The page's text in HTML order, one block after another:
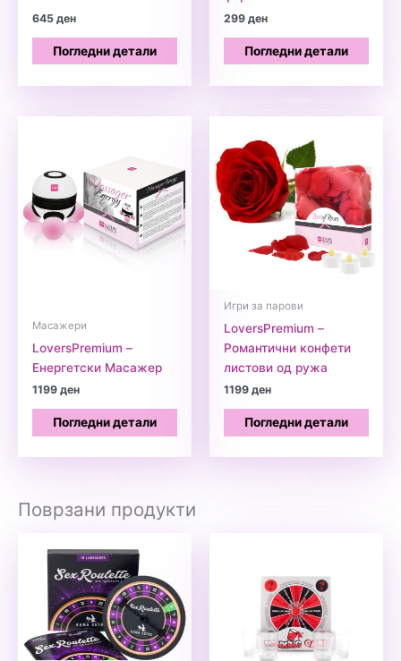
645ден
Погледни детали
299ден
Погледни детали
Масажери
LoversPremium –
Енергетски Масажер
1199ден
Погледни детали
Игри за парови
LoversPremium –
Романтични конфети
листови од ружа
1199ден
Погледни детали
Поврзани продукти